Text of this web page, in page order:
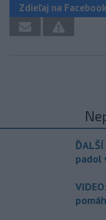
Zdieľaj na
padol